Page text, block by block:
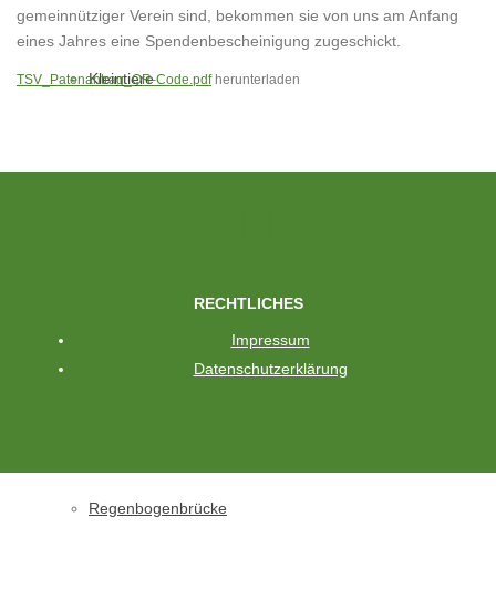
Kleintiere
Regenbogenbrücke
gemeinnütziger Verein sind, bekommen sie von uns am Anfang
eines Jahres eine Spendenbescheinigung zugeschickt.
TSV_Patenantrag_QR-Code.pdfherunterladen
RECHTLICHES
Impressum
Datenschutzerklärung